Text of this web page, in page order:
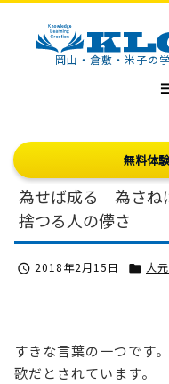
KLCセミナー岡山・倉敷・米子の
無料体
為せば成る 為さね
捨つる人の儚さ
 2018年2月15日  大
すきな言葉の一つです
歌だとされています。